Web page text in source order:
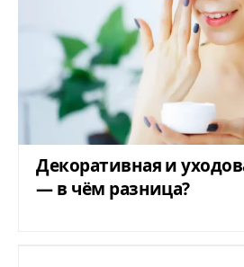
Декоративная и
— в чём разница?